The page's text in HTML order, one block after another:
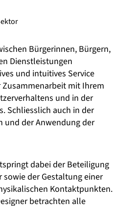
sich nicht nur mit den
Wir sorgen auch dafür, dass
Weg der Digitalisierung
Schulungen und eine
in den neuen
sorgen für nachhaltige
Ihre Kosten, verbessern Ihre
nur die Bedürfnisse Ihrer
auch die der Belegschaft.
Bürgerinnen, Bürgern,
Dienstleistungen
und intuitives Service
mit Ihrem
und in der
Schliesslich auch in der
und der Anwendung der
dabei der Beteiligung
der Gestaltung einer
Kontaktpunkten.
betrachten alle